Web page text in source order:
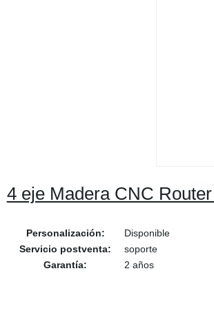
4 eje Madera CNC
Personalización:
Disponible
Servicio postventa:
soporte
Garantía:
2 años